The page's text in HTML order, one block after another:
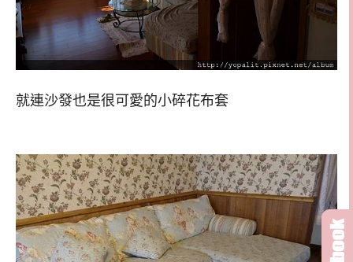
就連沙發也是很可愛的小碎花布套